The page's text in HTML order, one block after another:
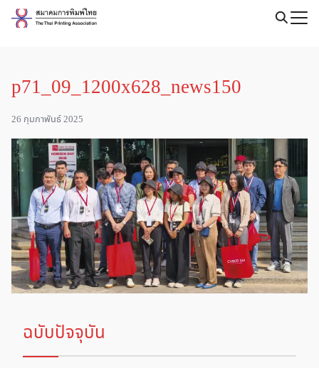
Skip
p71_09_1200x628_news150
26 กุมภาพันธ์ 2025
ฉบับปัจจุบัน